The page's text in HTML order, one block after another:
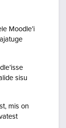
Moodle’i
sisu
mis on